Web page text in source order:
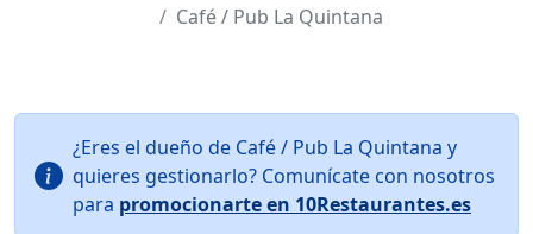
Café / Pub La Quintana
¿Eres el dueño de Café / Pub La Quintana y
quieres gestionarlo? Comunícate con nosotros
para promocionarte en 10Restaurantes.es